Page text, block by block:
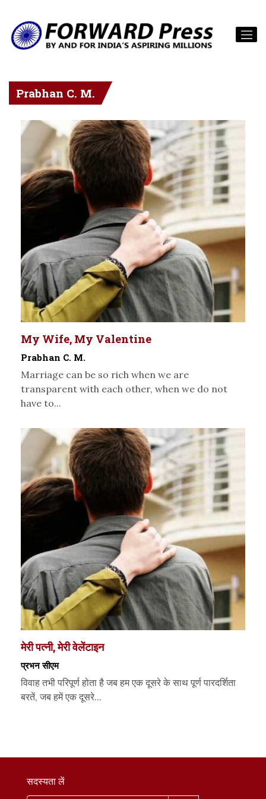
Prabhan C. M.
My Wife, My Valentine
Prabhan C. M.
Marriage can be so rich when we are
transparent with each other, when we do not
have to...
मेरी पत्नी, मेरी वेलेंटाइन
प्रभन सीएम
विवाह तभी परिपूर्ण होता है जब हम एक दूसरे के साथ पूर्ण पारदर्शिता
बरतें, जब हमें एक दूसरे...
सदस्यता लें